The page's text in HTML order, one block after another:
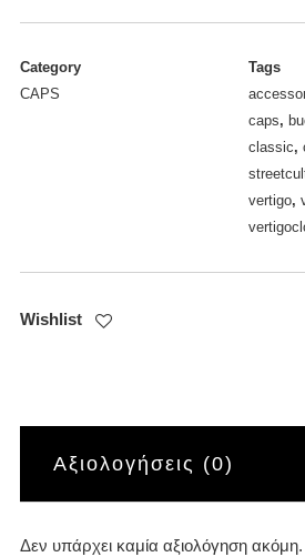
ποσότητα
Category
CAPS
Tags
caps,
classic,
vertigo,
Wishlist
Αξιολογήσεις (0)
Δεν υπάρχει καμία αξιολόγηση ακόμη.